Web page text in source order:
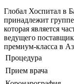
Глобал Хоспитал в
принадлежит
которая является
ведущего
премиум-класса в
Процедура
Прием врача